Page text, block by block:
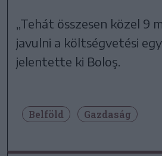
„Tehát összesen közel 9
javulni a költségvetési
jelentette ki Boloş.
Belföld Gazdaság